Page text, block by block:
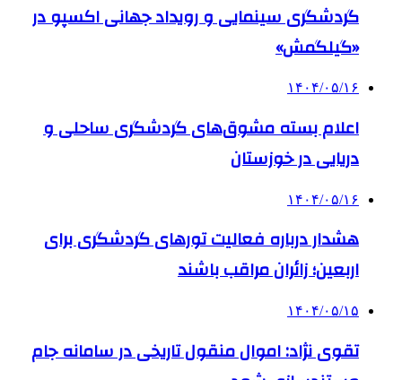
گردشگری سینمایی و رویداد جهانی اکسپو در
«گیلگمش»
۱۴۰۴/۰۵/۱۶
اعلام بسته مشوق‌های گردشگری ساحلی و
دریایی در خوزستان
۱۴۰۴/۰۵/۱۶
هشدار درباره فعالیت تورهای گردشگری برای
اربعین؛ زائران مراقب باشند
۱۴۰۴/۰۵/۱۵
تقوی نژاد: اموال منقول تاریخی در سامانه جام